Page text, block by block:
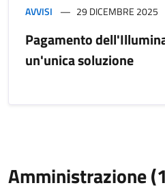
AVVISI 29 DICEMBRE 2025
Pagamento
un'unica soluzione
Amministrazione